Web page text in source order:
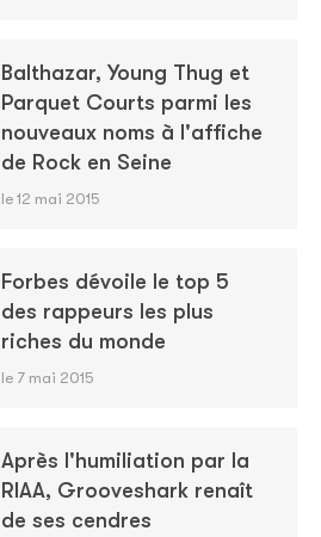
Balthazar, Young Thug et
Parquet Courts parmi les
nouveaux noms à l'affiche
de Rock en Seine
le 12 mai 2015
Forbes dévoile le top 5
des rappeurs les plus
riches du monde
le 7 mai 2015
Après l'humiliation par la
RIAA, Grooveshark renaît
de ses cendres